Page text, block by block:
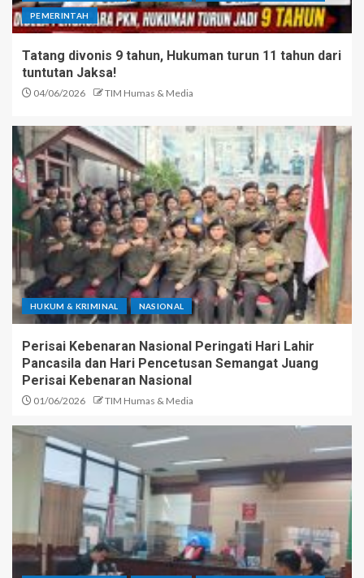
PEMERINTAH
Tatang divonis 9 tahun, Hukuman turun 11 tahun dari
tuntutan Jaksa!
04/06/2026 TIM Humas & Media
HUKUM & KRIMINAL NASIONAL
Perisai Kebenaran Nasional Peringati Hari Lahir
Pancasila dan Hari Pencetusan Semangat Juang
Perisai Kebenaran Nasional
01/06/2026 TIM Humas & Media